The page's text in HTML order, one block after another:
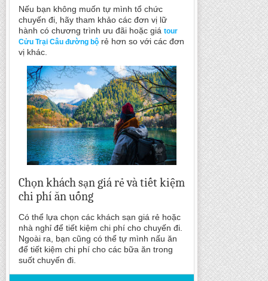
Nếu bạn không muốn tự mình tổ chức
chuyến đi, hãy tham khảo các đơn vị lữ
hành có chương trình ưu đãi hoặc giá tour
Cửu Trại Câu đường bộ rẻ hơn so với các đơn
vị khác.
Chọn khách sạn giá rẻ và tiết kiệm
chi phí ăn uống
Có thể lựa chọn các khách sạn giá rẻ hoặc
nhà nghỉ để tiết kiệm chi phí cho chuyến đi.
Ngoài ra, bạn cũng có thể tự mình nấu ăn
để tiết kiệm chi phí cho các bữa ăn trong
suốt chuyến đi.